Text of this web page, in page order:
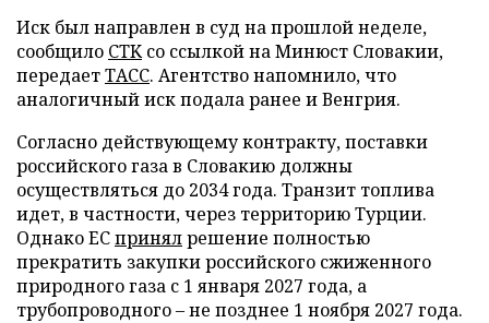
Иск был направлен в суд на прошлой неделе,
сообщило CTKсо ссылкой на Минюст Словакии,
передаетТАСС. Агентство напомнило, что
аналогичный иск подала ранее и Венгрия.
Согласно действующему контракту, поставки
российского газа в Словакию должны
осуществляться до 2034 года. Транзит топлива
идет, в частности, через территорию Турции.
Однако ЕСпринялрешение полностью
прекратить закупки российского сжиженного
природного газа с 1 января 2027 года, а
трубопроводного – не позднее 1 ноября 2027 года.